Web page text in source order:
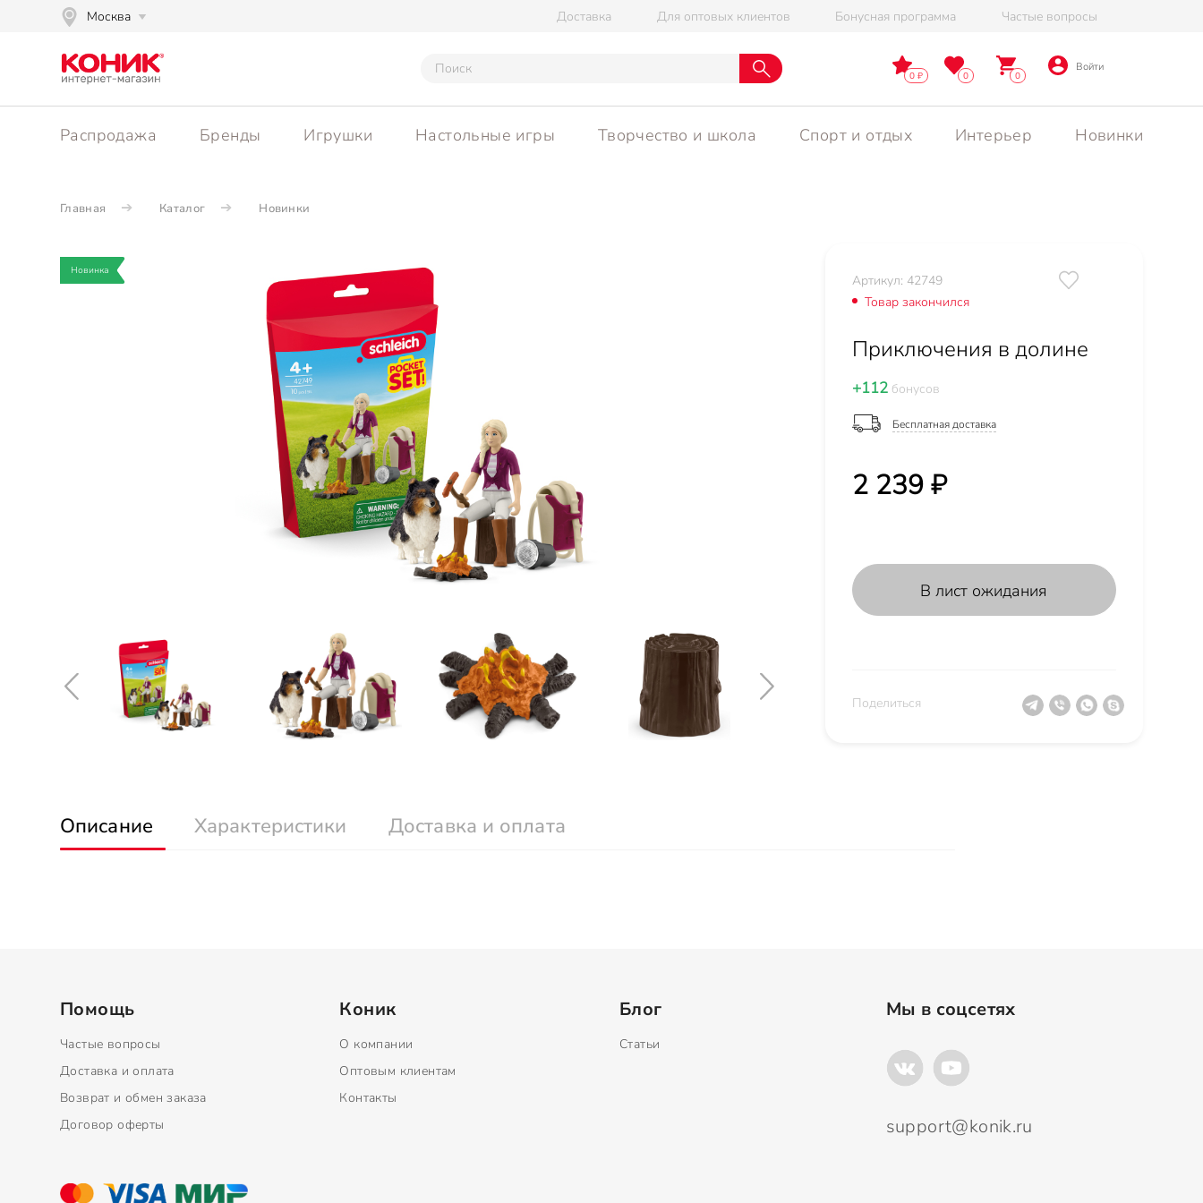
Москва Доставка Для оптовых клиентов Бонусная программа Частые вопросы
0 0 0
Войти
Распродажа Бренды Игрушки Настольные игры Творчество и школа Спорт и отдых Интерьер Новинки
Главная Каталог Новинки
Новинка
Артикул: 42749
Товар закончился
Приключения в долине
+112бонусов
Бесплатная доставка
2 239 ₽
В лист ожидания
Поделиться
Описание Характеристики Доставка и оплата
Помощь
Частые вопросы
Доставка и оплата
Возврат и обмен заказа
Договор оферты
Коник
О компании
Оптовым клиентам
Контакты
Блог
Статьи
Мы в соцсетях
support@konik.ru